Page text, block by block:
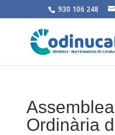
930 106 248
Ordinària